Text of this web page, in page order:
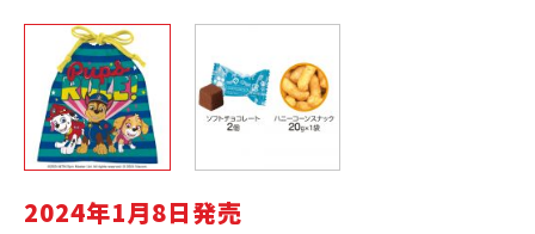
2024年1月8日発売